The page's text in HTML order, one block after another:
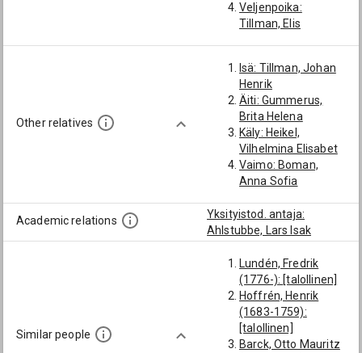
Veljenpoika:
Tillman, Elis
Other relatives
Isä: Tillman, Johan
Henrik
Äiti: Gummerus,
Brita Helena
Käly: Heikel,
Vilhelmina Elisabet
Vaimo: Boman,
Anna Sofia
Academic relations
Yksityistod. antaja:
Ahlstubbe, Lars Isak
Similar people
Lundén, Fredrik
(1776-): [talollinen]
Hoffrén, Henrik
(1683-1759):
[talollinen]
Barck, Otto Mauritz